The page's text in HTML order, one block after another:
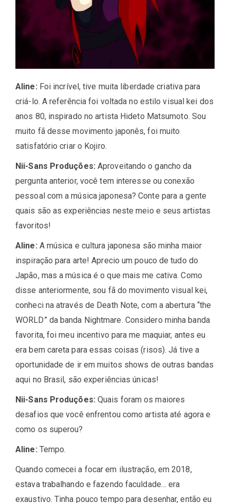
Aline: Foi incrível, tive muita liberdade criativa para
criá-lo. A referência foi voltada no estilo visual kei dos
anos 80, inspirado no artista Hideto Matsumoto. Sou
muito fã desse movimento japonês, foi muito
satisfatório criar o Kojiro.
Nii-Sans Produções: Aproveitando o gancho da
pergunta anterior, você tem interesse ou conexão
pessoal com a música japonesa? Conte para a gente
quais são as experiências neste meio e seus artistas
favoritos!
Aline: A música e cultura japonesa são minha maior
inspiração para arte! Aprecio um pouco de tudo do
Japão, mas a música é o que mais me cativa. Como
disse anteriormente, sou fã do movimento visual kei,
conheci na através de Death Note, com a abertura “the
WORLD” da banda Nightmare. Considero minha banda
favorita, foi meu incentivo para me maquiar, antes eu
era bem careta para essas coisas (risos). Já tive a
oportunidade de ir em muitos shows de outras bandas
aqui no Brasil, são experiências únicas!
Nii-Sans Produções: Quais foram os maiores
desafios que você enfrentou como artista até agora e
como os superou?
Aline: Tempo.
Quando comecei a focar em ilustração, em 2018,
estava trabalhando e fazendo faculdade… era
exaustivo. Tinha pouco tempo para desenhar, então eu